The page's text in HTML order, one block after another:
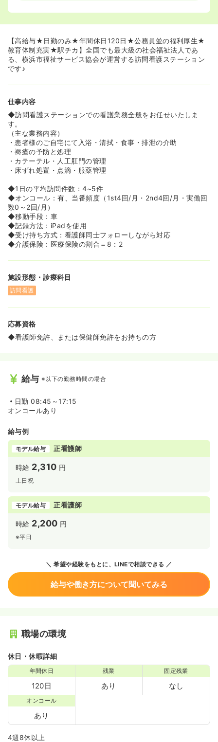
◆横浜市勤労者福祉共済「ハマふれんど」は横浜市の公務
≪ライフステージが変化しても働きやすい職場です≫
◆協会内の常勤女性スタッフの割合は67％であり、管理職
も56.8％が女性です！
較的短いため、家庭やプライベートと両立したい方におす
◆育児短時間勤務もしっかりとございます！また、子育て
手当もお子様が大学を卒業する目安である、22歳まで支給
◆令和4年度には男性も含め育児休暇対象者の全員が育児
休暇を取得しております。
≪安心の教育体制≫
◆入職後は現場配属の前に、しっかりと3日間に渡り、訪
行っております。
◆横浜市訪問看護師人材育成プログラムのキャリアラダー
に沿って、訪問看護未経験者にも丁寧に指導していきま
す！5段階に分かれるラダー・新卒モデルのチェック票を
用いて、スキル・倫理面のチェックを行います。
◆約1ヶ月に渡り、しっかり同行訪問を行っております。
また、勉強会の実施に加え、外部研修への費用補助も行っ
◆プリセプター制度を取り入れており、しっかりとその方
ての方にも安心の教育体制を用意しております。
◆法人本部の関内には「研修センター」があり、専門の職
員が研修の企画・運営を行っています。外部へ研修を受け
に行かなくても大丈夫なほど、様々な研修を法人内で実施
◆「ふれあい110番」という、仕事の悩み・人間関係など
を相談できる電話窓口も法人が用意しているため、スタッ
フが働きやすい環境作りを心がけています。
【高給与★日勤のみ★年間休日120日★公務員並の福利厚生★
教育体制充実★駅チカ】全国でも最大級の社会福祉法人であ
る、横浜市福祉サービス協会が運営する訪問看護ステーション
です♪
仕事内容
◆訪問看護ステーションでの看護業務全般をお任せいたしま
す。
（主な業務内容）
・患者様のご自宅にて入浴・清拭・食事・排泄の介助
・褥瘡の予防と処理
・カテーテル・人工肛門の管理
・床ずれ処置・点滴・服薬管理
◆1日の平均訪問件数：4~5件
◆オンコール：有、当番頻度（1st4回/月・2nd4回/月・実働回
数0～2回/月）
◆移動手段：車
◆記録方法：iPadを使用
◆受け持ち方式：看護師同士フォローしながら対応
◆介護保険：医療保険の割合＝8：2
施設形態・診療科目
訪問看護
応募資格
◆看護師免許、または保健師免許をお持ちの方
給与 ※以下の勤務時間の場合
日勤 08:45～17:15
オンコールあり
給与例
モデル給与 正看護師
時給 2,310 円
土日祝
モデル給与 正看護師
時給 2,200 円
※平日
希望や経験をもとに、LINEで相談できる
給与や働き方について聞いてみる
職場の環境
休日・休暇詳細
年間休日
120日
残業
あり
固定残業
なし
オンコール
あり
4週8休以上